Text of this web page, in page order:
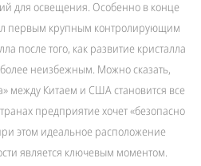
для освещения. Особенно в конце
первым крупным контролирующим
после того, как развитие кристалла
более неизбежным. Можно сказать,
между Китаем и США становится все
предприятие хочет «безопасно
этом идеальное расположение
является ключевым моментом.